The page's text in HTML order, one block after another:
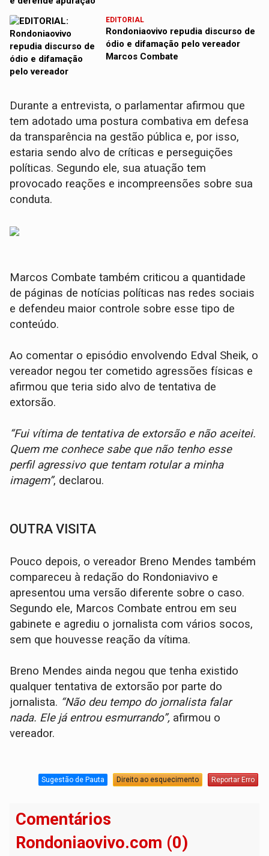
EDITORIAL
Rondoniaovivo repudia discurso de
ódio e difamação pelo vereador
Marcos Combate
Durante a entrevista, o parlamentar afirmou que
tem adotado uma postura combativa em defesa
da transparência na gestão pública e, por isso,
estaria sendo alvo de críticas e perseguições
políticas. Segundo ele, sua atuação tem
provocado reações e incompreensões sobre sua
conduta.
Marcos Combate também criticou a quantidade
de páginas de notícias políticas nas redes sociais
e defendeu maior controle sobre esse tipo de
conteúdo.
Ao comentar o episódio envolvendo Edval Sheik, o
vereador negou ter cometido agressões físicas e
afirmou que teria sido alvo de tentativa de
extorsão.
“Fui vítima de tentativa de extorsão e não aceitei.
Quem me conhece sabe que não tenho esse
perfil agressivo que tentam rotular a minha
imagem”, declarou.
OUTRA VISITA
Pouco depois, o vereador Breno Mendes também
compareceu à redação do Rondoniavivo e
apresentou uma versão diferente sobre o caso.
Segundo ele, Marcos Combate entrou em seu
gabinete e agrediu o jornalista com vários socos,
sem que houvesse reação da vítima.
Breno Mendes ainda negou que tenha existido
qualquer tentativa de extorsão por parte do
jornalista. “Não deu tempo do jornalista falar
nada. Ele já entrou esmurrando”, afirmou o
vereador.
Sugestão de Pauta Direito ao esquecimento Reportar Erro
Comentários
Rondoniaovivo.com (0)